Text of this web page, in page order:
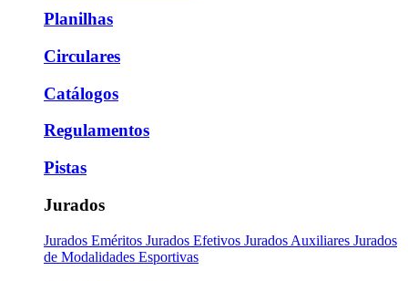
Planilhas
Circulares
Catálogos
Regulamentos
Pistas
Jurados
Jurados Eméritos Jurados Efetivos Jurados Auxiliares Jurados
de Modalidades Esportivas